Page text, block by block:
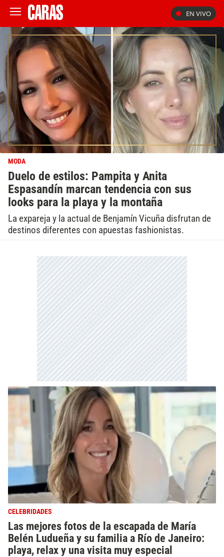
EN VIVO
MODA
Duelo de estilos: Pampita y Anita
Espasandín marcan tendencia con sus
looks para la playa y la montaña
La expareja y la actual de Benjamín Vicuña disfrutan de
destinos diferentes con apuestas fashionistas.
CELEBRIDADES
Las mejores fotos de la escapada de María
Belén Ludueña y su familia a Río de Janeiro:
playa, relax y una visita muy especial